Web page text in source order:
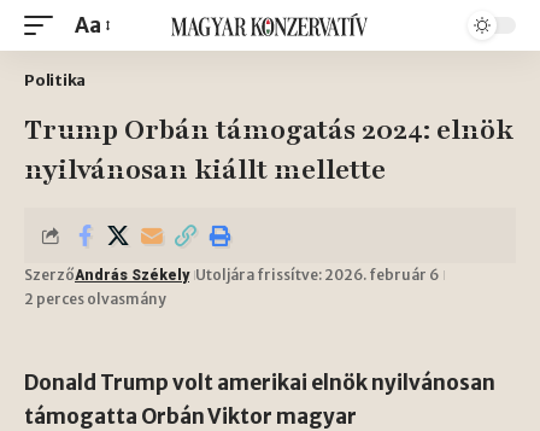
Aa
Politika
Trump Orbán támogatás 2024: elnök
nyilvánosan kiállt mellette
SzerzőAndrás Székely Utoljára frissítve: 2026. február 6
2 perces olvasmány
Donald Trump volt amerikai elnök nyilvánosan
támogatta Orbán Viktor magyar